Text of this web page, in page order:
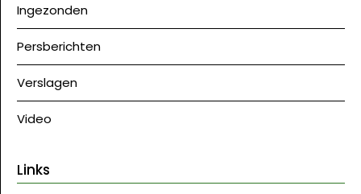
Ingezonden
Persberichten
Verslagen
Video
Links